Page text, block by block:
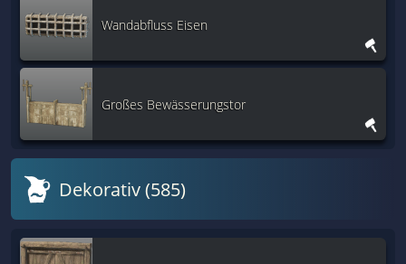
Wandabfluss Eisen
Großes Bewässerungstor
Dekorativ (585)